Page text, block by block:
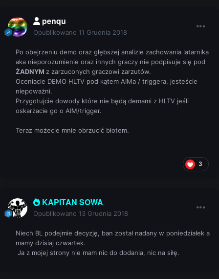
penqu
Opublikowano 11 Grudnia 2018
Po obejrzeniu demo oraz głębszej analizie zachowania latarnika
aka nieporozumienie oraz innych graczy nie podpisuje się pod
ŻADNYM z zarzuconych graczowi zarzutów.
Oceniacie DEMO HLTV pod kątem AIMa / triggera, jesteście
niepoważni.
Przygotujcie dowody które nie będą demami z HLTV jeśli
oskarżacie go o AIM/trigger.
Teraz możecie mnie obrzucić błotem.
3
KAPITAN SOWA
Opublikowano 13 Grudnia 2018
Niech BL podejmie decyzję, ban został nadany w poniedziałek a
mamy dzisiaj czwartek.
Ja z mojej strony nie mam nic do dodania, nic na siłę.